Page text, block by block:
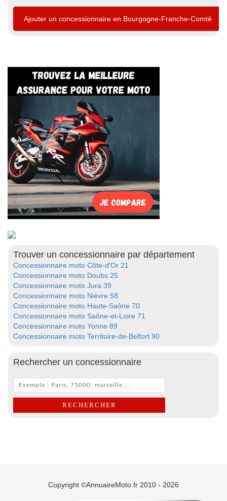
Ajouter un concessionnaire en Bourgogne-Franche-Comté
Trouver un concessionnaire par département
Concessionnaire moto Côte-d'Or 21
Concessionnaire moto Doubs 25
Concessionnaire moto Jura 39
Concessionnaire moto Nièvre 58
Concessionnaire moto Haute-Saône 70
Concessionnaire moto Saône-et-Loire 71
Concessionnaire moto Yonne 89
Concessionnaire moto Territoire-de-Belfort 90
Rechercher un concessionnaire
Copyright ©AnnuaireMoto.fr 2010 - 2026